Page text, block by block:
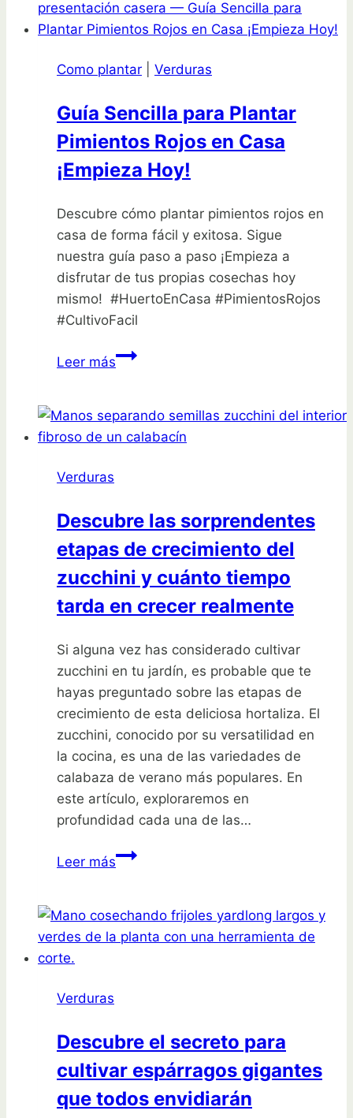
Como plantar Verduras
Guía Sencilla para Plantar
Pimientos Rojos en Casa
¡Empieza Hoy!
Descubre cómo plantar pimientos rojos en
casa de forma fácil y exitosa. Sigue
nuestra guía paso a paso ¡Empieza a
disfrutar de tus propias cosechas hoy
mismo! ️ #HuertoEnCasa #PimientosRojos
#CultivoFacil
Leer másGuía
Plantar
Pimientos
¡Empieza
Hoy!
Verduras
Descubre las sorprendentes
etapas de crecimiento del
zucchini y cuánto tiempo
tarda en crecer realmente
Si alguna vez has considerado cultivar
zucchini en tu jardín, es probable que te
hayas preguntado sobre las etapas de
crecimiento de esta deliciosa hortaliza. El
zucchini, conocido por su versatilidad en
la cocina, es una de las variedades de
calabaza de verano más populares. En
este artículo, exploraremos en
profundidad cada una de las…
Leer másDescubre
etapas
de
cuánto
tiempo
tarda
en
Verduras
Descubre el secreto para
cultivar espárragos gigantes
que todos envidiarán